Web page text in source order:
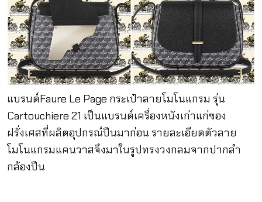
แบรนด์Faure Le Page กระเป๋าลายโมโนแกรม รุ่น
Cartouchiere 21 เป็นแบรนด์เครื่องหนังเก่าแก่ของ
ฝรั่งเศสที่ผลิตอุปกรณ์ปืนมาก่อน รายละเอียดตัวลาย
โมโนแกรมแคนวาสจึงมาในรูปทรงวงกลมจากปากลำ
กล้องปืน